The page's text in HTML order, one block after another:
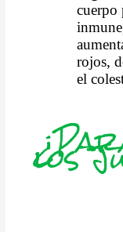
cuerpo
rojos,
el
los